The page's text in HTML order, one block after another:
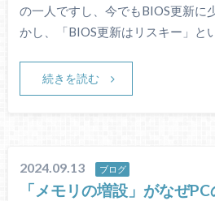
の一人ですし、今でもBIOS更新に
かし、「BIOS更新はリスキー」と
続きを読む
2024.09.13 ブログ
「メモリの増設」がなぜ